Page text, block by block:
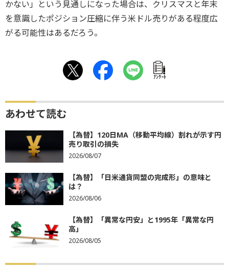
かない」という見通しになった場合は、クリスマスと年末
を意識したポジション圧縮に伴う米ドル売りがある程度広
がる可能性はあるだろう。
ｱﾝｹｰﾄ
あわせて読む
【為替】120日MA（移動平均線）割れが示す円
売り取引の損失
2026/08/07
【為替】「日米通貨同盟の完成形」の意味と
は？
2026/08/06
【為替】「異常な円安」と1995年「異常な円
高」
2026/08/05